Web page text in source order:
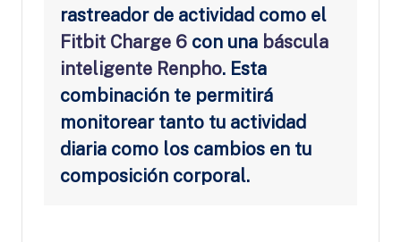
rastreador de actividad como el
Fitbit Charge 6 con una báscula
inteligente Renpho. Esta
combinación te permitirá
monitorear tanto tu actividad
diaria como los cambios en tu
composición corporal.